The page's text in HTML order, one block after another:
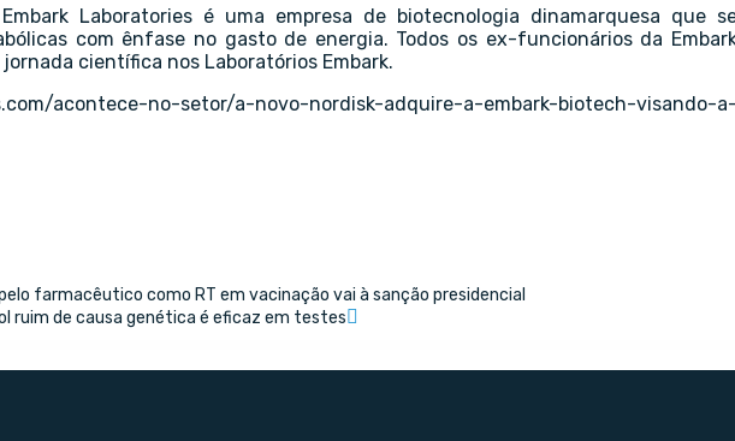
Laboratories é uma empresa de biotecnologia dinamarquesa que
com ênfase no gasto de energia. Todos os ex-funcionários da
científica nos Laboratórios Embark.
acontece-no-setor/a-novo-nordisk-adquire-a-embark-biotech-visando-a-
farmacêutico como RT em vacinação vai à sanção presidencial
ruim de causa genética é eficaz em testes